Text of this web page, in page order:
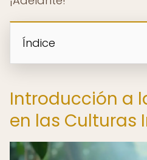
Índice
Introducción a
en las Culturas